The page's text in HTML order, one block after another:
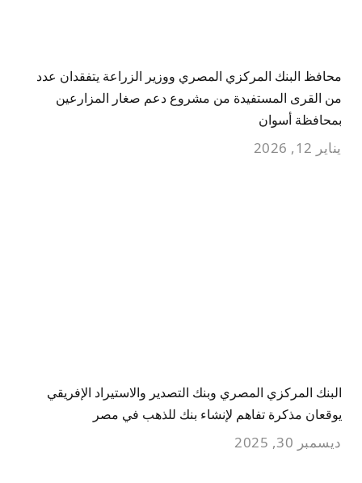
محافظ البنك المركزي المصري ووزير الزراعة يتفقدان عدد
من القرى المستفيدة من مشروع دعم صغار المزارعين
بمحافظة أسوان
يناير 12, 2026
البنك المركزي المصري وبنك التصدير والاستيراد الإفريقي
يوقعان مذكرة تفاهم لإنشاء بنك للذهب في مصر
ديسمبر 30, 2025